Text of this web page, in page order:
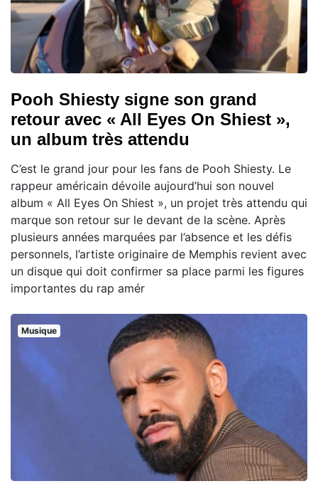
Pooh Shiesty signe son grand
retour avec « All Eyes On Shiest »,
un album très attendu
C’est le grand jour pour les fans de Pooh Shiesty. Le
rappeur américain dévoile aujourd’hui son nouvel
album « All Eyes On Shiest », un projet très attendu qui
marque son retour sur le devant de la scène. Après
plusieurs années marquées par l’absence et les défis
personnels, l’artiste originaire de Memphis revient avec
un disque qui doit confirmer sa place parmi les figures
importantes du rap amér
Musique